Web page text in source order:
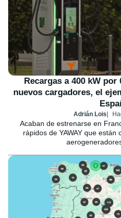
Recargas a 400 kW
nuevos cargadores, el
Adrián Lois
Acaban de estrenarse en
rápidos de YAWAY que